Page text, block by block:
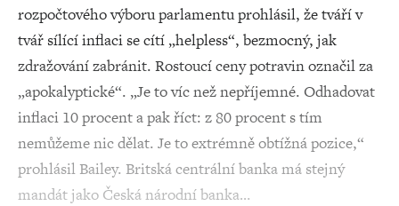
rozpočtového výboru parlamentu prohlásil, že tváří v
tvář sílící inflaci se cítí „helpless“, bezmocný, jak
zdražování zabránit. Rostoucí ceny potravin označil za
„apokalyptické“. „Je to víc než nepříjemné. Odhadovat
inflaci 10 procent a pak říct: z 80 procent s tím
nemůžeme nic dělat. Je to extrémně obtížná pozice,“
prohlásil Bailey. Britská centrální banka má stejný
mandát jako Česká národní banka…